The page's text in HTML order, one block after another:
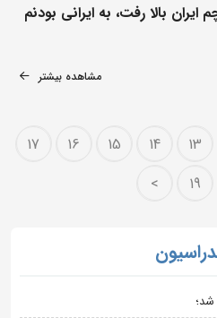
بالا رفت، به ایرانی بودنم
مشاهده بیشتر
13
14
15
16
17
19
>
شد؛